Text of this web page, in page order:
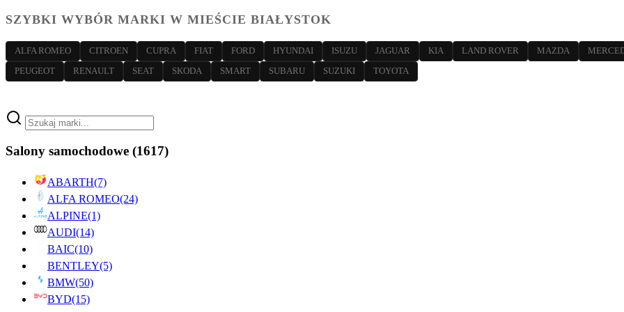
SZYBKI WYBÓR MARKI W MIEŚCIE BIAŁYSTOK
ALFA ROMEO CITROEN CUPRA FIAT FORD HYUNDAI ISUZU JAGUAR KIA LAND ROVER MAZDA
PEUGEOT RENAULT SEAT SKODA SMART SUBARU SUZUKI TOYOTA
Salony samochodowe (1617)
ABARTH(7)
ALFA ROMEO(24)
ALPINE(1)
AUDI(14)
BAIC(10)
BENTLEY(5)
BMW(50)
BYD(15)